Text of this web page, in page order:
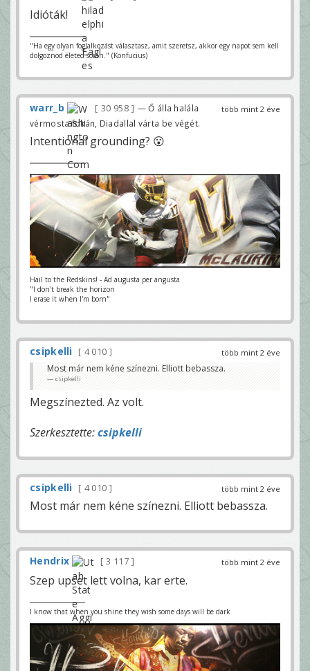
Idióták!
"Ha egy olyan foglalkozást választasz, amit szeretsz, akkor egy napot sem kell
dolgoznod életed során." (Konfucius)
több mint 2 éve
warr_b 30 958
— Ő álla halála
vérmosta fokán, Diadallal várta be végét.
Intentional grounding? 😮
Hail to the Redskins! - Ad augusta per angusta
"I don't break the horizon
I erase it when I'm born"
több mint 2 éve
csipkelli
4 010
Most már nem kéne színezni. Elliott bebassza.
csipkelli
Megszínezted. Az volt.
Szerkesztette:csipkelli
több mint 2 éve
csipkelli 4 010
Most már nem kéne színezni. Elliott bebassza.
több mint 2 éve
Hendrix 3 117
Szep upset lett volna, kar erte.
I know that when you shine they wish some days will be dark